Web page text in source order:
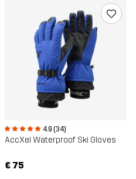
4.9 (34)
AccXel Waterproof Ski Gloves
€ 75